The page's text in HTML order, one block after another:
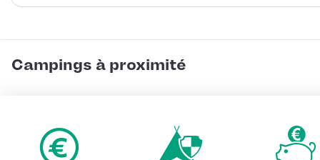
Campings à proximité